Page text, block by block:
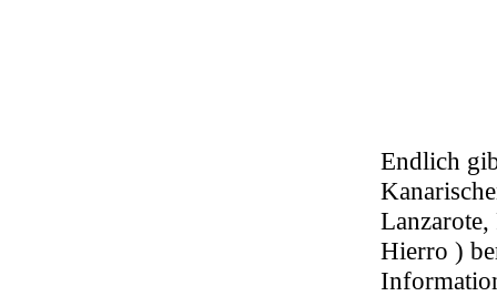
Endlich
Hierro )